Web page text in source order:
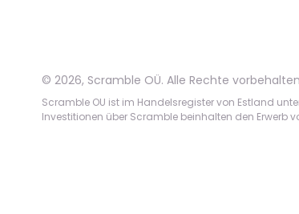
© 2026, Scramble OÜ. Alle Rechte vorbehalten
Scramble OU ist im Handelsregister von Estland
Investitionen über Scramble beinhalten den Erwerb